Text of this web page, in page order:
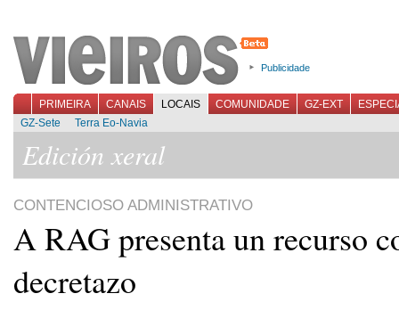
Publicidade
PRIMEIRA CANAIS LOCAIS COMUNIDADE GZ-EXT
GZ-Sete
Terra Eo-Navia
Edición xeral
CONTENCIOSO ADMINISTRATIVO
A RAG presenta un recurso
decretazo